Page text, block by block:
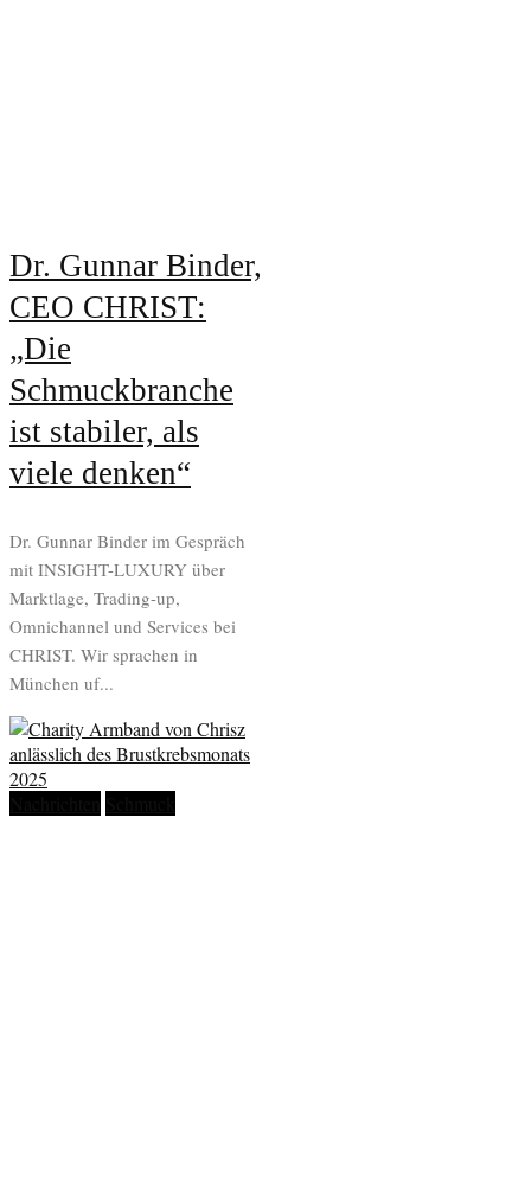
Dr. Gunnar Binder,
CEO CHRIST:
„Die
Schmuckbranche
ist stabiler, als
viele denken“
Dr. Gunnar Binder im Gespräch
mit INSIGHT-LUXURY über
Marktlage, Trading-up,
Omnichannel und Services bei
CHRIST. Wir sprachen in
München uf...